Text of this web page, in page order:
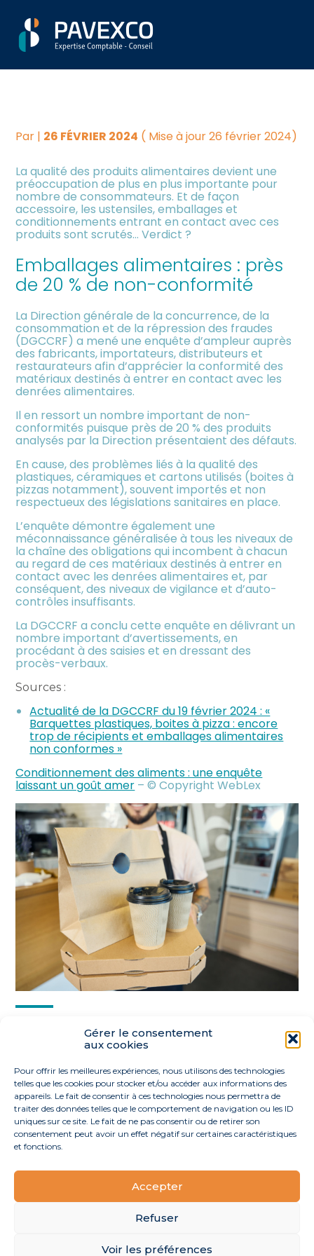
Gérer le consentement
aux cookies
Pour offrir les meilleures expériences, nous utilisons des technologies
telles que les cookies pour stocker et/ou accéder aux informations des
appareils. Le fait de consentir à ces technologies nous permettra de
traiter des données telles que le comportement de navigation ou les ID
uniques sur ce site. Le fait de ne pas consentir ou de retirer son
consentement peut avoir un effet négatif sur certaines caractéristiques
et fonctions.
Accepter
Refuser
Voir les préférences
Aller
au
Créer et reprendre une
activité
Piloter votre entreprise
Développer votre entreprise
Construire votre patrimoine
électronique
meublée
Piloter votre gestion
documents
CONDITIONNEMENT DES
Par | 26 FÉVRIER 2024 ( Mise à jour 26 février 2024)
La qualité des produits alimentaires devient une
préoccupation de plus en plus importante pour
nombre de consommateurs. Et de façon
accessoire, les ustensiles, emballages et
conditionnements entrant en contact avec ces
produits sont scrutés… Verdict ?
Emballages alimentaires : près
de 20 % de non-conformité
La Direction générale de la concurrence, de la
consommation et de la répression des fraudes
(DGCCRF) a mené une enquête d’ampleur auprès
des fabricants, importateurs, distributeurs et
restaurateurs afin d’apprécier la conformité des
matériaux destinés à entrer en contact avec les
denrées alimentaires.
Il en ressort un nombre important de non-
conformités puisque près de 20 % des produits
analysés par la Direction présentaient des défauts.
En cause, des problèmes liés à la qualité des
plastiques, céramiques et cartons utilisés (boites à
pizzas notamment), souvent importés et non
respectueux des législations sanitaires en place.
L’enquête démontre également une
méconnaissance généralisée à tous les niveaux de
la chaîne des obligations qui incombent à chacun
au regard de ces matériaux destinés à entrer en
contact avec les denrées alimentaires et, par
conséquent, des niveaux de vigilance et d’auto-
contrôles insuffisants.
La DGCCRF a conclu cette enquête en délivrant un
nombre important d’avertissements, en
procédant à des saisies et en dressant des
procès-verbaux.
Sources :
Actualité de la DGCCRF du 19 février 2024 : «
Barquettes plastiques, boites à pizza : encore
trop de récipients et emballages alimentaires
non conformes »
Conditionnement des aliments : une enquête
laissant un goût amer – © Copyright WebLex
FaceBook
TwitterLinkedIn
40 route de l’Océan 44170 La Grigonnais Linkedin